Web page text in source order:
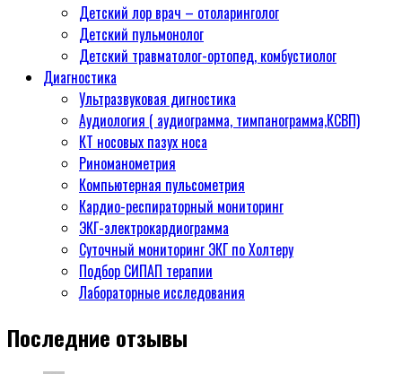
Детский лор врач – отоларинголог
Детский пульмонолог
Детский травматолог-ортопед, комбустиолог
Диагностика
Ультразвуковая дигностика
Аудиология ( аудиограмма, тимпанограмма,КСВП)
КТ носовых пазух носа
Риноманометрия
Компьютерная пульсометрия
Кардио-респираторный мониторинг
ЭКГ-электрокардиограмма
Суточный мониторинг ЭКГ по Холтеру
Подбор СИПАП терапии
Лабораторные исследования
Последние отзывы